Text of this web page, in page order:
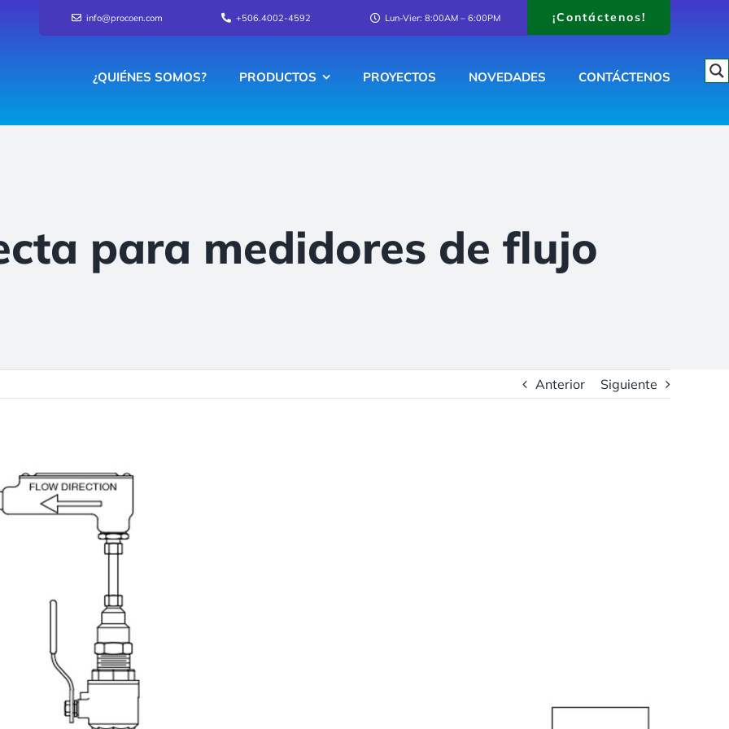
info@procoen.com +506.4002-4592 Lun-Vier: 8:00AM – 6:00PM ¡Contáctenos!
¿QUIÉNES SOMOS? PRODUCTOS PROYECTOS NOVEDADES CONTÁCTENOS
para medidores de flujo
Anterior Siguiente